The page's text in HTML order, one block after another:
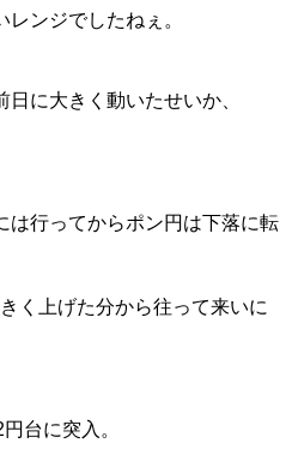
ンジでしたねぇ。
に大きく動いたせいか、
は行ってからポン円は下落に転
く上げた分から往って来いに
台に突入。